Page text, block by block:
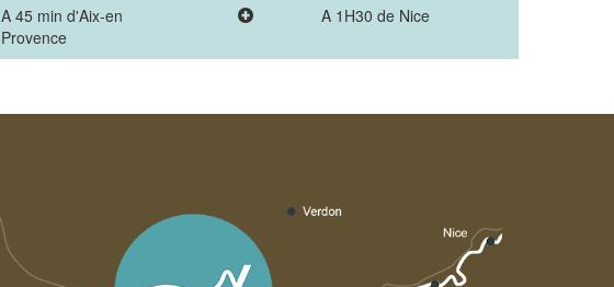
A 45 min d'Aix-en
Provence
A 1H30 de Nice